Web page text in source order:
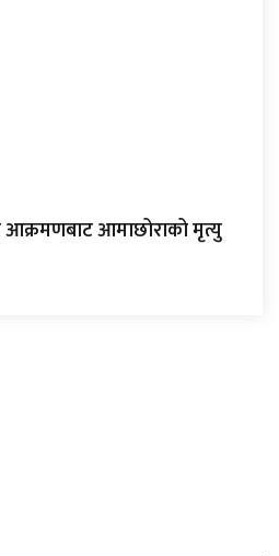
आक्रमणबाट आमाछोराको मृत्यु